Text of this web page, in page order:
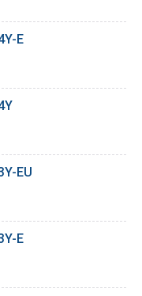
E
EU
E